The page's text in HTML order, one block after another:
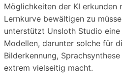
Möglichkeiten der KI erkunden
Lernkurve bewältigen zu
unterstützt Unsloth Studio
Modellen, darunter solche für
Bilderkennung,
extrem vielseitig macht.